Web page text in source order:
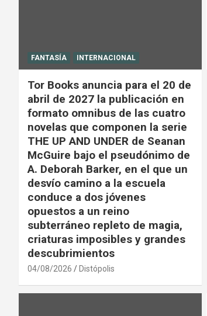
FANTASÍA INTERNACIONAL
Tor Books anuncia para el 20 de
abril de 2027 la publicación en
formato omnibus de las cuatro
novelas que componen la serie
THE UP AND UNDER de Seanan
McGuire bajo el pseudónimo de
A. Deborah Barker, en el que un
desvío camino a la escuela
conduce a dos jóvenes
opuestos a un reino
subterráneo repleto de magia,
criaturas imposibles y grandes
descubrimientos
04/08/2026 Distópolis